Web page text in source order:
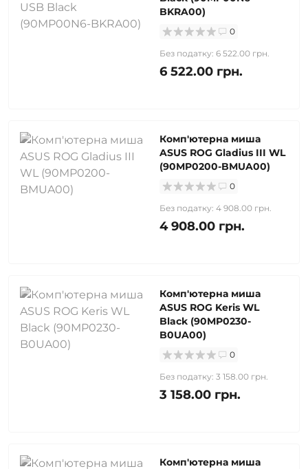
BKRA00)
0
Без податку: 6 522.00 грн.
6 522.00 грн.
Комп'ютерна миша
ASUS ROG Gladius III WL
(90MP0200-BMUA00)
0
Без податку: 4 908.00 грн.
4 908.00 грн.
Комп'ютерна миша
ASUS ROG Keris WL
Black (90MP0230-
B0UA00)
0
Без податку: 3 158.00 грн.
3 158.00 грн.
Комп'ютерна миша